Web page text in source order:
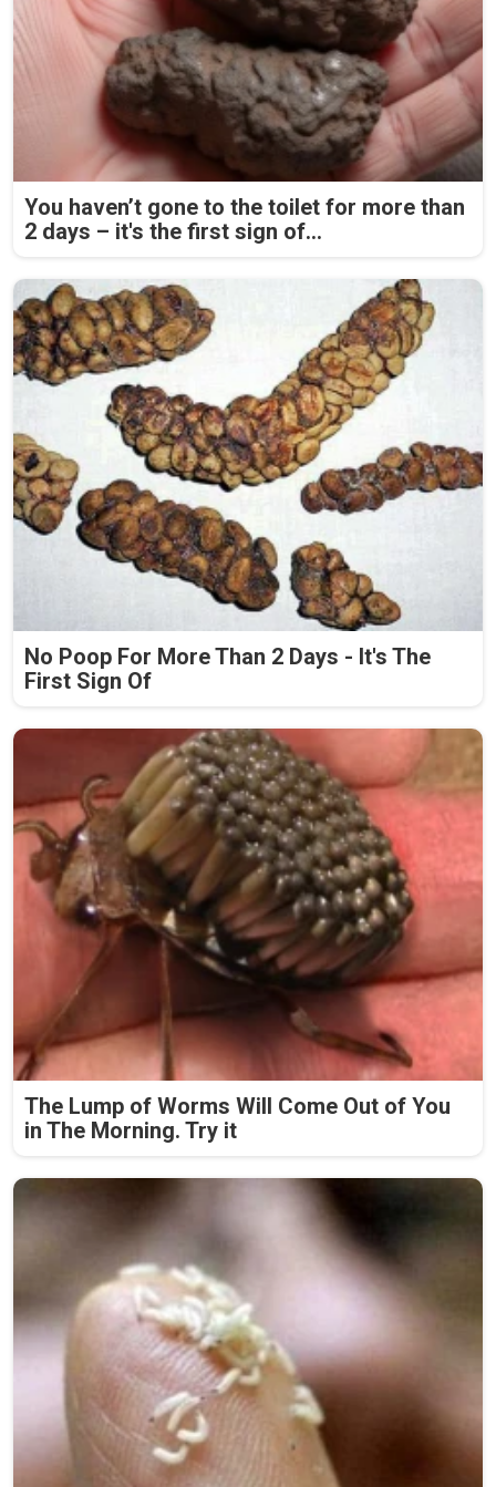
You haven’t gone to the toilet for more than
2 days – it's the first sign of...
No Poop For More Than 2 Days - It's The
First Sign Of
The Lump of Worms Will Come Out of You
in The Morning. Try it